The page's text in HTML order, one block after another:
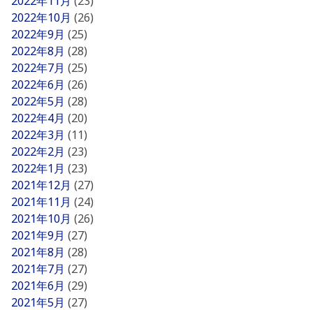
2022年10月 (26)
2022年9月 (25)
2022年8月 (28)
2022年7月 (25)
2022年6月 (26)
2022年5月 (28)
2022年4月 (20)
2022年3月 (11)
2022年2月 (23)
2022年1月 (23)
2021年12月 (27)
2021年11月 (24)
2021年10月 (26)
2021年9月 (27)
2021年8月 (28)
2021年7月 (27)
2021年6月 (29)
2021年5月 (27)